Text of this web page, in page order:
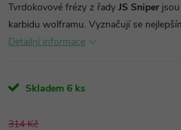
Tvrdokovové frézy z řady JS Sniperjsou
karbidu wolframu. Vyznačují se
Detailní informace
Skladem 6 ks
314 Kč